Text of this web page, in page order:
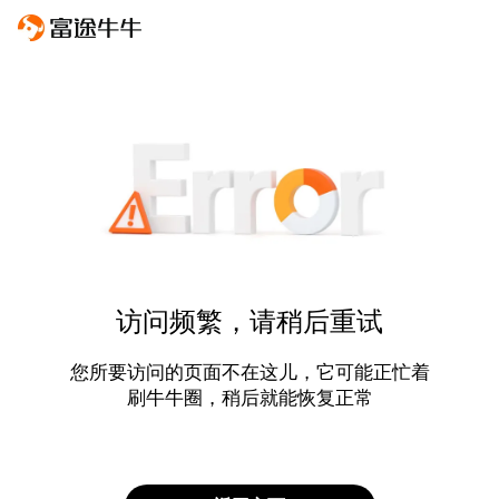
访问频繁，请稍后重试
您所要访问的页面不在这儿，它可能正忙着
刷牛牛圈，稍后就能恢复正常